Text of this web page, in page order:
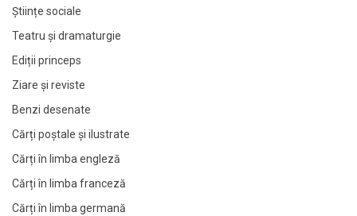
Științe sociale
Teatru și dramaturgie
Ediții princeps
Ziare şi reviste
Benzi desenate
Cărți poștale și ilustrate
Cărți în limba engleză
Cărți în limba franceză
Cărți în limba germană